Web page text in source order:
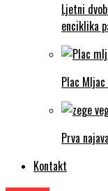
Ljetni
enciklika
Plac
Prva
Kontakt